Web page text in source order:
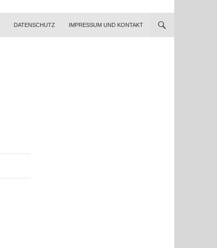
DATENSCHUTZ IMPRESSUM UND KONTAKT